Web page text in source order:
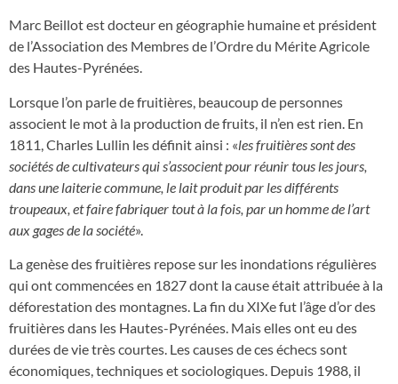
Marc Beillot est docteur en géographie humaine et président
de l’Association des Membres de l’Ordre du Mérite Agricole
des Hautes-Pyrénées.
Lorsque l’on parle de fruitières, beaucoup de personnes
associent le mot à la production de fruits, il n’en est rien. En
1811, Charles Lullin les définit ainsi : «les fruitières sont des
sociétés de cultivateurs qui s’associent pour réunir tous les jours,
dans une laiterie commune, le lait produit par les différents
troupeaux, et faire fabriquer tout à la fois, par un homme de l’art
aux gages de la société».
La genèse des fruitières repose sur les inondations régulières
qui ont commencées en 1827 dont la cause était attribuée à la
déforestation des montagnes. La fin du XIXe fut l’âge d’or des
fruitières dans les Hautes-Pyrénées. Mais elles ont eu des
durées de vie très courtes. Les causes de ces échecs sont
économiques, techniques et sociologiques. Depuis 1988, il